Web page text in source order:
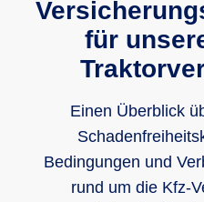
für
Einen Überblick
Bedingungen und
rund um die Kfz-